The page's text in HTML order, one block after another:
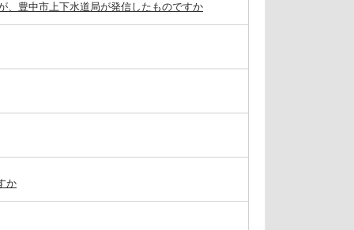
、豊中市上下水道局が発信したものですか
か